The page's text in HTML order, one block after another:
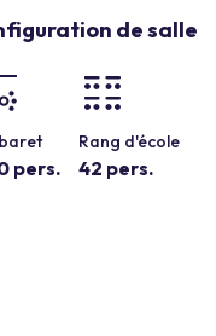
de salle
pers.
Rang d'école
42 pers.